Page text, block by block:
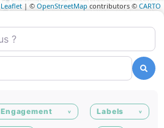
Leaflet | © OpenStreetMap contributors © CARTO
Engagement Labels